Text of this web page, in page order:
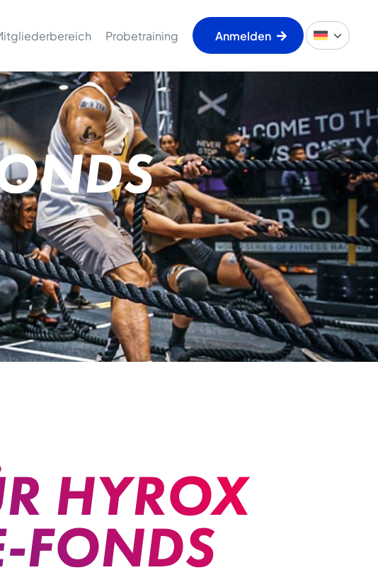
Probetraining Anmelden
HYROX
FONDS